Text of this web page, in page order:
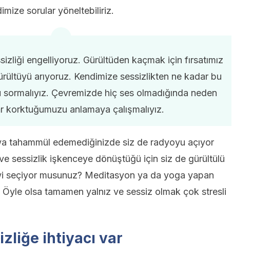
sorular yöneltebiliriz.
engelliyoruz. Gürültüden kaçmak için fırsatımız
arıyoruz. Kendimize sessizlikten ne kadar bu
Çevremizde hiç ses olmadığında neden
korktuğumuzu anlamaya çalışmalıyız.
tahammül edemediğinizde siz de radyoyu açıyor
sessizlik işkenceye dönüştüğü için siz de gürültülü
seçiyor musunuz? Meditasyon ya da yoga yapan
olsa tamamen yalnız ve sessiz olmak çok stresli
ihtiyacı var